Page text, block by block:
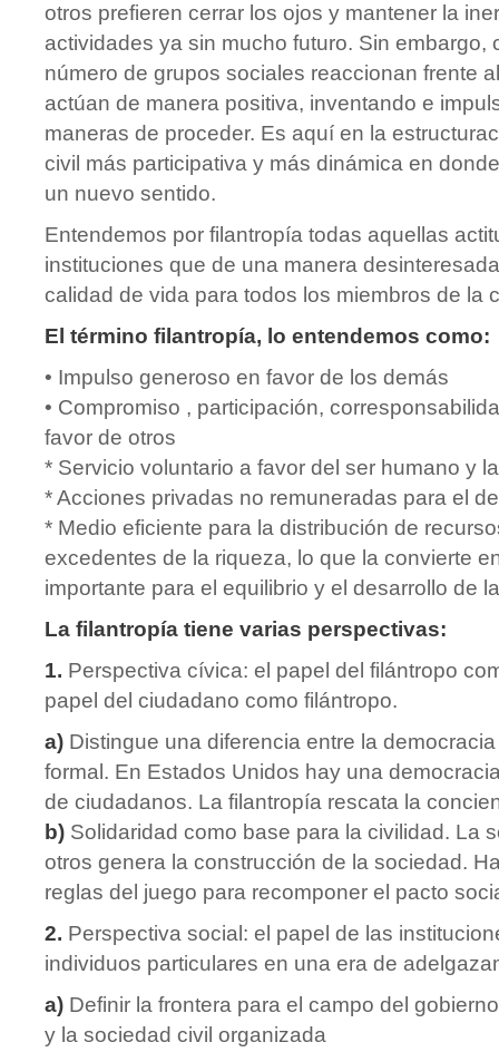
otros prefieren cerrar los ojos y mantener la
actividades ya sin mucho futuro. Sin embargo,
número de grupos sociales reaccionan frente
actúan de manera positiva, inventando e
maneras de proceder. Es aquí en la
civil más participativa y más dinámica en
un nuevo sentido.
Entendemos por filantropía todas aquellas
instituciones que de una manera
calidad de vida para todos los miembros de la
El término filantropía, lo entendemos como:
• Impulso generoso en favor de los demás
• Compromiso , participación,
favor de otros
* Servicio voluntario a favor del ser humano y
* Acciones privadas no remuneradas para el
* Medio eficiente para la distribución de
excedentes de la riqueza, lo que la convierte
importante para el equilibrio y el desarrollo de
La filantropía tiene varias perspectivas:
1. Perspectiva cívica: el papel del filántropo
papel del ciudadano como filántropo.
a) Distingue una diferencia entre la
formal. En Estados Unidos hay una
de ciudadanos. La filantropía rescata la
b) Solidaridad como base para la civilidad. La
otros genera la construcción de la sociedad.
reglas del juego para recomponer el pacto
2. Perspectiva social: el papel de las
individuos particulares en una era de
a) Definir la frontera para el campo del
y la sociedad civil organizada